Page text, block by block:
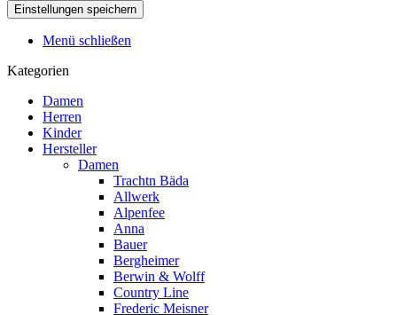
Menü schließen
Kategorien
Damen
Herren
Kinder
Hersteller
Damen
Trachtn Bäda
Allwerk
Alpenfee
Anna
Bauer
Bergheimer
Berwin & Wolff
Country Line
Frederic Meisner